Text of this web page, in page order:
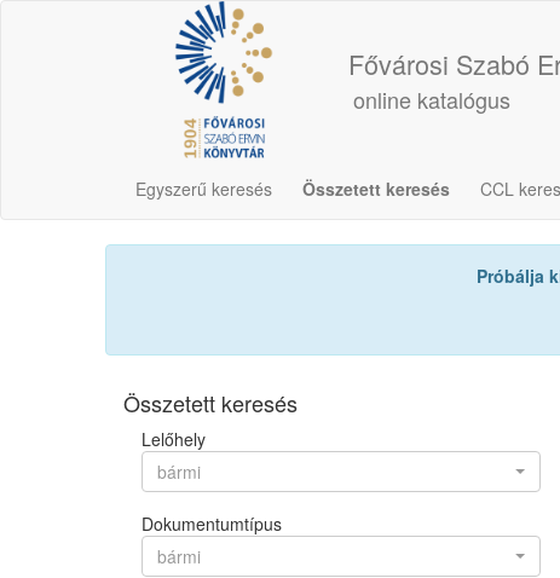
Fővárosi Szabó
online katalógus
Egyszerű keresés Összetett keresés CCL
Próbálja
Összetett keresés
Lelőhely
bármi
Dokumentumtípus
bármi